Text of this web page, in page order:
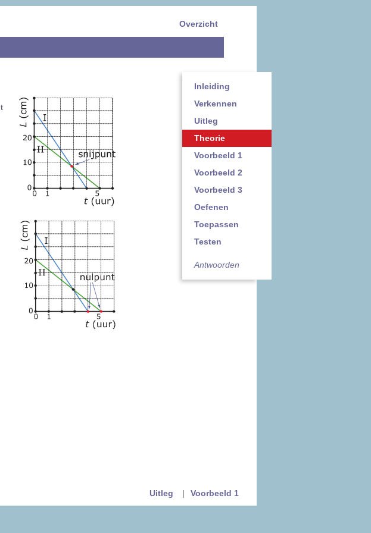
Overzicht
Inleiding
Verkennen
Uitleg
Theorie
Voorbeeld 1
Voorbeeld 2
Voorbeeld 3
Oefenen
Toepassen
Testen
Antwoorden
Voorbeeld 1
|
Uitleg